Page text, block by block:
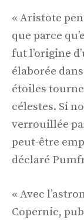
« Aristote
que parce
fut l’origine
élaborée
étoiles
célestes. Si
verrouillée
peut-être
déclaré
« Avec
Copernic,